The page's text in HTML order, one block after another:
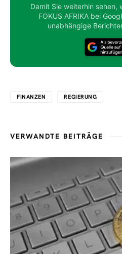
Damit Sie weiterhin sehen,
FOKUS AFRIKA bei
unabhängige
FINANZEN REGIERUNG
VERWANDTE BEITRÄGE